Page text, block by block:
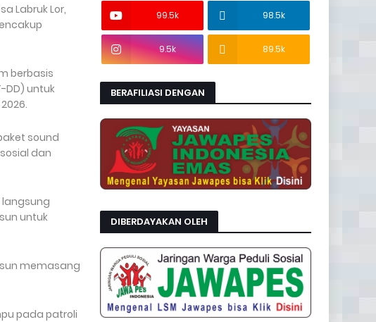
Labruk Lor,
berbasis
DD) untuk
sound
dan
untuk
memasang
pada patroli
99.5k 98.5k
9.5k 89.5k
BERAFILIASI DENGAN
DIBERDAYAKAN OLEH